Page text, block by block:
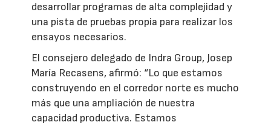
desarrollar programas de alta complejidad y
una pista de pruebas propia para realizar los
ensayos necesarios.
El consejero delegado de Indra Group, Josep
María Recasens, afirmó: “Lo que estamos
construyendo en el corredor norte es mucho
más que una ampliación de nuestra
capacidad productiva. Estamos